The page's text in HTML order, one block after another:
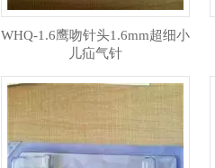
WHQ-1.6鹰吻针头1.6mm超细小
儿疝气针